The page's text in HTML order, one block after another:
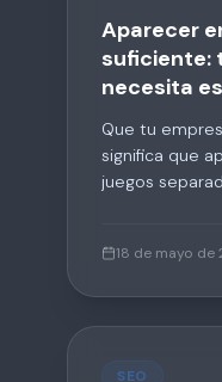
Aparecer
suficiente:
necesita
Que tu
significa que
juegos
competencia
18 de mayo de
SEO